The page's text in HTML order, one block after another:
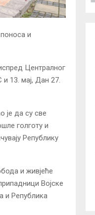
и
Централног
13. мај, Дан 27.
је да су све
голготу и
Републику
и живјеће
Војске
и Република